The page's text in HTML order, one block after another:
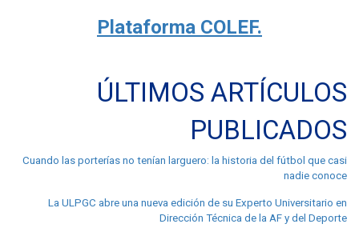
Plataforma COLEF.
ÚLTIMOS ARTÍCULOS
PUBLICADOS
Cuando las porterías no tenían larguero: la historia del fútbol que casi
nadie conoce
La ULPGC abre una nueva edición de su Experto Universitario en
Dirección Técnica de la AF y del Deporte